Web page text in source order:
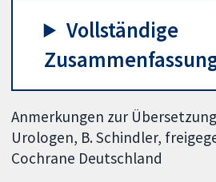
Vollständige
Anmerkungen zur Übersetzung
Urologen, B. Schindler,
Cochrane Deutschland